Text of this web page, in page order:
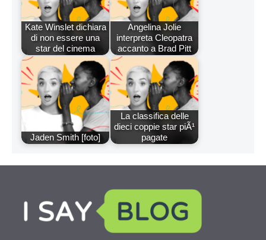
Kate Winslet dichiara
di non essere una
star del cinema
Angelina Jolie
interpreta Cleopatra
accanto a Brad Pitt
Jaden Smith [foto]
La classifica delle
dieci coppie star piÃ¹
pagate